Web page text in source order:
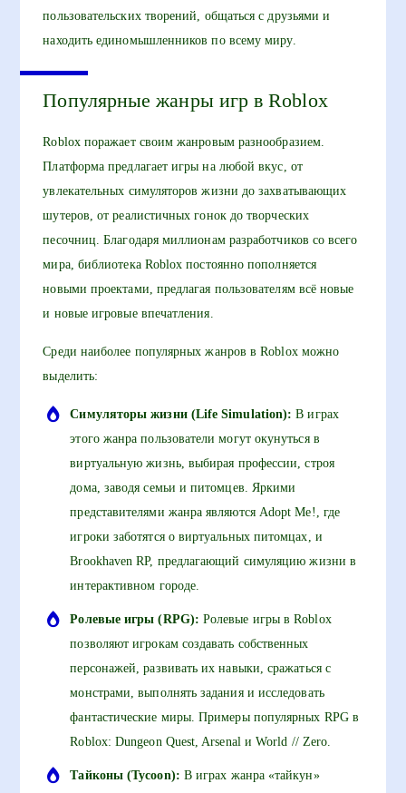
пользовательских творений, общаться с друзьями и
находить единомышленников по всему миру.
Популярные жанры игр в Roblox
Roblox поражает своим жанровым разнообразием.
Платформа предлагает игры на любой вкус, от
увлекательных симуляторов жизни до захватывающих
шутеров, от реалистичных гонок до творческих
песочниц. Благодаря миллионам разработчиков со всего
мира, библиотека Roblox постоянно пополняется
новыми проектами, предлагая пользователям всё новые
и новые игровые впечатления.
Среди наиболее популярных жанров в Roblox можно
выделить:
Симуляторы жизни (Life Simulation): В играх
этого жанра пользователи могут окунуться в
виртуальную жизнь, выбирая профессии, строя
дома, заводя семьи и питомцев. Яркими
представителями жанра являются Adopt Me!, где
игроки заботятся о виртуальных питомцах, и
Brookhaven RP, предлагающий симуляцию жизни в
интерактивном городе.
Ролевые игры (RPG): Ролевые игры в Roblox
позволяют игрокам создавать собственных
персонажей, развивать их навыки, сражаться с
монстрами, выполнять задания и исследовать
фантастические миры. Примеры популярных RPG в
Roblox: Dungeon Quest, Arsenal и World // Zero.
Тайконы (Tycoon): В играх жанра «тайкун»